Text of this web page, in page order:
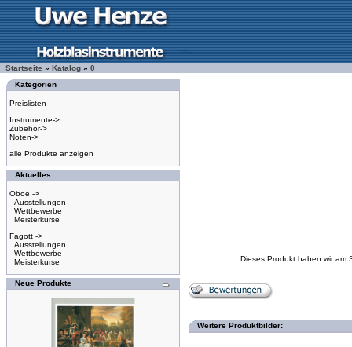
Startseite » Katalog » 0
Kategorien
Preislisten
Instrumente->
Zubehör->
Noten->
alle Produkte anzeigen
Aktuelles
Oboe ->
Ausstellungen
Wettbewerbe
Meisterkurse
Fagott ->
Ausstellungen
Wettbewerbe
Meisterkurse
Neue Produkte
Dieses Produkt haben wir am
Weitere Produktbilder: